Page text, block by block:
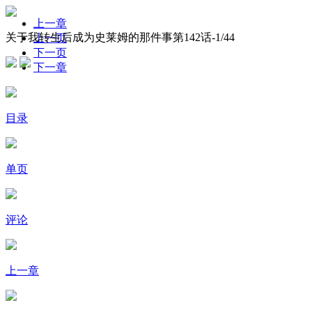
关于我转生后成为史莱姆的那件事第142话-1/44
上一章
上一页
下一页
下一章
目录
单页
评论
上一章